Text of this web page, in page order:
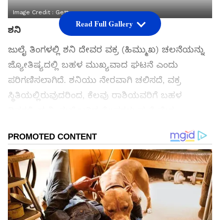
Image Credit : Getty
ಶನಿ
ಜುಲೈ ತಿಂಗಳಲ್ಲಿ ಶನಿ ದೇವರ ವಕ್ರ (ಹಿಮ್ಮುಖ) ಚಲನೆಯನ್ನು
ಜ್ಯೋತಿಷ್ಯದಲ್ಲಿ ಬಹಳ ಮುಖ್ಯವಾದ ಘಟನೆ ಎಂದು
ಪರಿಗಣಿಸಲಾಗಿದೆ. ಶನಿಯು ನೇರವಾಗಿ ಚಲಿಸದೆ, ವಕ್ರ
ಸ್ಥಿತಿಯಲ್ಲಿರುವುದರಿಂದ, ಕೆಲವು ರಾಶಿಯವರಿಗೆ ಬಹಳ
ಅದರಲ್ಲೂ 4 ರಾಶಿಯವರಿಗೆ ಈ ಸಮಯದಲ್ಲಿ ಬೆಳವಣಿಗೆ,
ಆದಾಯ ಹೆಚ್ಚಳ ಮತ್ತು ಹೊಸ ಅವಕಾಶಗಳು ಸಿಗಬಹುದು
ಎಂದು ನಂಬಲಾಗಿದೆ.
ಸಮಗ್ರ ಸುದ್ದಿ ಮೂಲವನ್ನಾಗಿ asianet suvarna news ಅನ್ನು
ಆಯ್ಕೆ ಮಾಡಿಕೊಳ್ಳಿ
Read Full Gallery